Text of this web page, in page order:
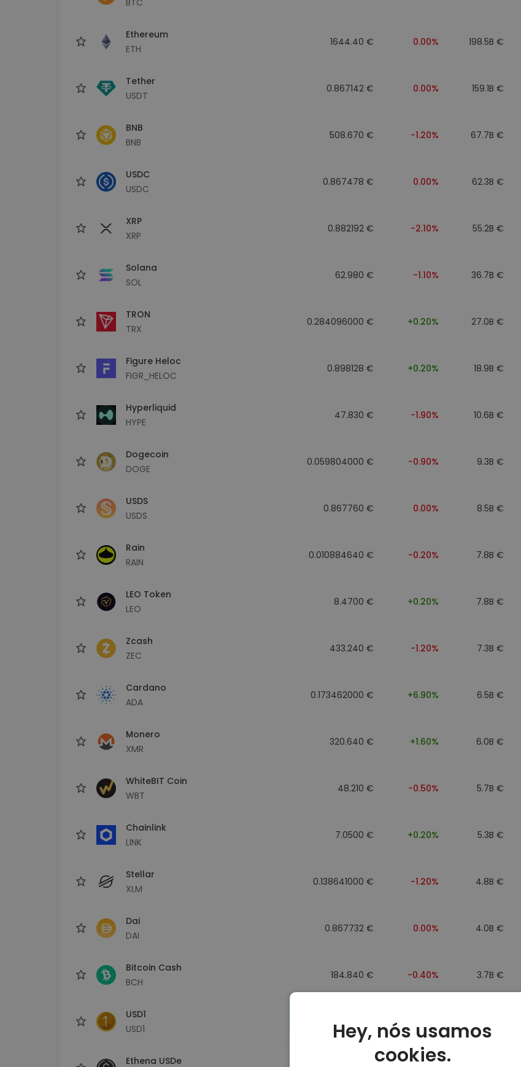
Ethereum
ETH
1644.40 € 0.00% 198.5B €
Tether
USDT
0.867142 € 0.00% 159.1B €
BNB
BNB
508.670 € -1.20% 67.7B €
USDC
USDC
0.867478 € 0.00% 62.3B €
XRP
XRP
0.882192 € -2.10% 55.2B €
Solana
SOL
62.980 € -1.10% 36.7B €
TRON
TRX
0.284096000 € +0.20% 27.0B €
Figure Heloc
FIGR_HELOC
0.898128 € +0.20% 18.9B €
Hyperliquid
HYPE
47.830 € -1.90% 10.6B €
Dogecoin
DOGE
0.059804000 € -0.90% 9.3B €
USDS
USDS
0.867760 € 0.00% 8.5B €
Rain
RAIN
0.010884640 € -0.20% 7.8B €
LEO Token
LEO
8.4700 € +0.20% 7.8B €
Zcash
ZEC
433.240 € -1.20% 7.3B €
Cardano
ADA
0.173462000 € +6.90% 6.5B €
Monero
XMR
320.640 € +1.60% 6.0B €
WhiteBIT Coin
WBT
48.210 € -0.50% 5.7B €
Chainlink
LINK
7.0500 € +0.20% 5.3B €
Stellar
XLM
0.138641000 € -1.20% 4.8B €
Dai
DAI
0.867732 € 0.00% 4.0B €
Bitcoin Cash
BCH
184.840 € -0.40% 3.7B €
USD1
USD1
Ethena USDe
Hey, nós usamos
cookies.